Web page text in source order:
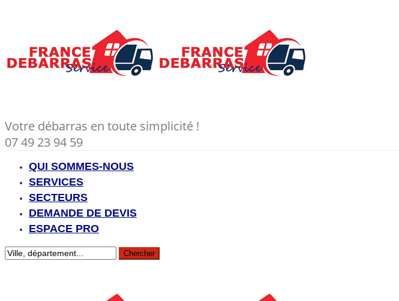
Votre débarras en toute simplicité !
07 49 23 94 59
QUI SOMMES-NOUS
SERVICES
SECTEURS
DEMANDE DE DEVIS
ESPACE PRO